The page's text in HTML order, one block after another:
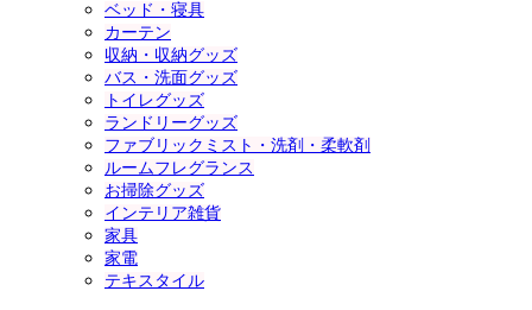
ベッド・寝具
カーテン
収納・収納グッズ
バス・洗面グッズ
トイレグッズ
ランドリーグッズ
ファブリックミスト・洗剤・柔軟剤
ルームフレグランス
お掃除グッズ
インテリア雑貨
家具
家電
テキスタイル